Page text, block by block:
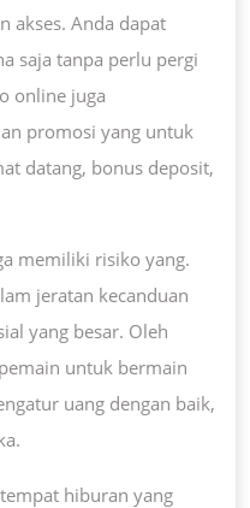
akses. Anda dapat
saja tanpa perlu pergi
online juga
promosi yang untuk
datang, bonus deposit,
memiliki risiko yang.
jeratan kecanduan
yang besar. Oleh
untuk bermain
uang dengan baik,
hiburan yang